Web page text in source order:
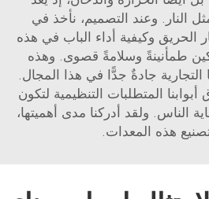
النار. وعند التصميم، نأخذ في
الحريق وكيفية أداء الباب في هذه
طمأنينةً وسلامةً قصوى. وهذه
التجارية جادةٌ جدًّا في هذا المجال.
المتطلبات التنظيمية لتكون
الناس. ولقد أدركنا مدى أهميتها،
هذه المعدات.